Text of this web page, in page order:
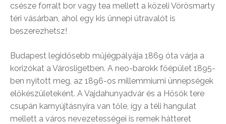
csésze forralt bor vagy tea mellett a közeli Vörösmarty
téri vásárban, ahol egy kis ünnepi útravalót is
beszerezhetsz!
Budapest legidősebb műjégpályája 1869 óta várja a
korizókat a Városligetben. A neo-barokk főépület 1895-
ben nyitott meg, az 1896-os millemmiumi ünnepségek
előkészületeként. A Vajdahunyadvár és a Hősök tere
csupán karnyújtásnyira van tőle, így a téli hangulat
mellett a város nevezetességei is remek hátteret